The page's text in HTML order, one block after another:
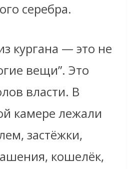
серебра.
кургана — это не
вещи”. Это
власти. В
камере лежали
застёжки,
кошелёк,